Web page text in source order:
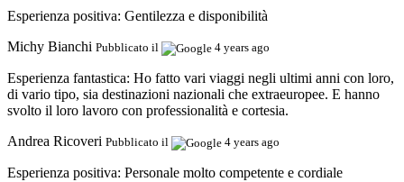
Esperienza positiva: Gentilezza e disponibilità
Michy Bianchi Pubblicato il 4 years ago
Esperienza fantastica: Ho fatto vari viaggi negli ultimi anni con loro,
di vario tipo, sia destinazioni nazionali che extraeuropee. E hanno
svolto il loro lavoro con professionalità e cortesia.
Andrea Ricoveri Pubblicato il 4 years ago
Esperienza positiva: Personale molto competente e cordiale